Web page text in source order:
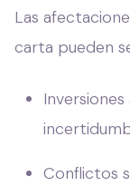
Las
carta pueden
Conflictos